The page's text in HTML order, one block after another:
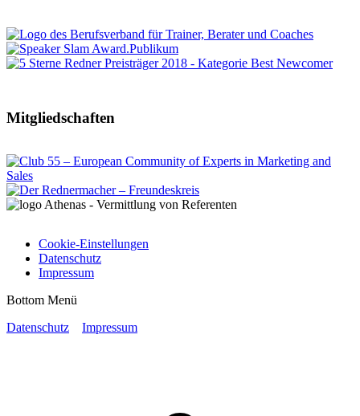
Mitgliedschaften
Cookie-Einstellungen
Datenschutz
Impressum
Bottom Menü
Datenschutz
Impressum